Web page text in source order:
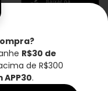
Entrega rápida
R$30 de
de R$300
APP30.